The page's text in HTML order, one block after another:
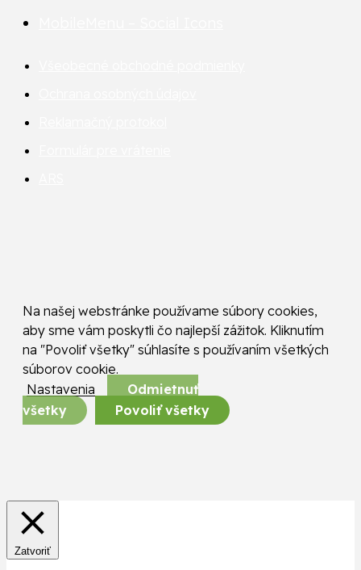
Na našej webstránke používame súbory cookies,
aby sme vám poskytli čo najlepší zážitok. Kliknutím
na "Povoliť všetky" súhlasíte s používaním všetkých
súborov cookie.
Nastavenia
Odmietnuť
všetky
Povoliť všetky
Zatvoriť